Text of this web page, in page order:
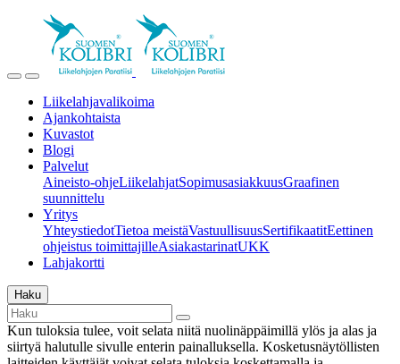
Liikelahjavalikoima
Ajankohtaista
Kuvastot
Blogi
Palvelut
Aineisto-ohjeLiikelahjatSopimusasiakkuusGraafinen
suunnittelu
Yritys
YhteystiedotTietoa meistäVastuullisuusSertifikaatitEettinen
ohjeistus toimittajilleAsiakastarinatUKK
Lahjakortti
Haku
Kun tuloksia tulee, voit selata niitä nuolinäppäimillä ylös ja alas ja
siirtyä halutulle sivulle enterin painalluksella. Kosketusnäytöllisten